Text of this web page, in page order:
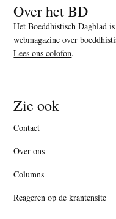
Over het BD
Het Boeddhistisch Dagblad
webmagazine over
Lees ons colofon.
Zie ook
Contact
Over ons
Columns
Reageren op de krantensite